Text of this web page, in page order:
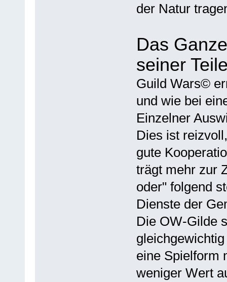
der Natur
Das
seiner
Guild Wars©
und wie bei
Einzelner
Dies ist
gute
trägt mehr zur
oder" folgend
Dienste der
Die OW-Gilde
eine Spielform
weniger Wert